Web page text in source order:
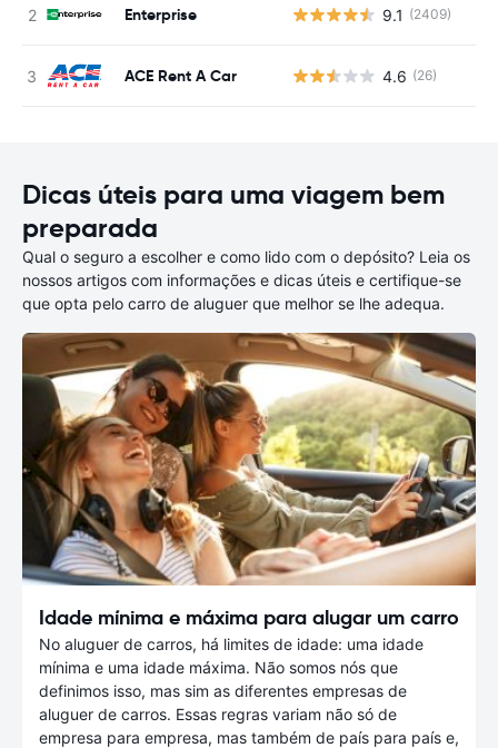
Enterprise 9.1 (2409)
ACE Rent A Car 4.6 (26)
Dicas úteis para uma viagem bem
preparada
Qual o seguro a escolher e como lido com o depósito? Leia os
nossos artigos com informações e dicas úteis e certifique-se
que opta pelo carro de aluguer que melhor se lhe adequa.
Idade mínima e máxima para alugar um carro
No aluguer de carros, há limites de idade: uma idade
mínima e uma idade máxima. Não somos nós que
definimos isso, mas sim as diferentes empresas de
aluguer de carros. Essas regras variam não só de
empresa para empresa, mas também de país para país e,